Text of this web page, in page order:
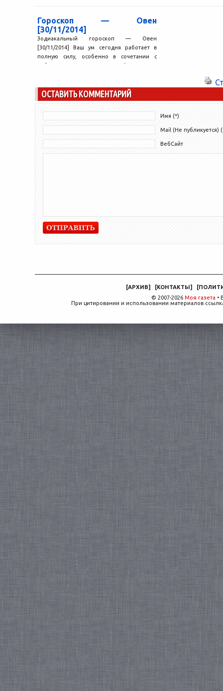
Гороскоп — Овен
[30/11/2014]
Зодиакальный гороскоп — Овен
[30/11/2014] Ваш ум сегодня работает в
полную силу, особенно в сочетании с
наблюдательностью, так что сейчас...
ОСТАВИТЬ КОММЕНТАРИЙ
Имя (*)
Mail (Не публикуется)
ВебСайт
[АРХИВ] [КОНТАКТЫ] [
© 2007-2026 Моя газета •
При цитировании и использовании материалов